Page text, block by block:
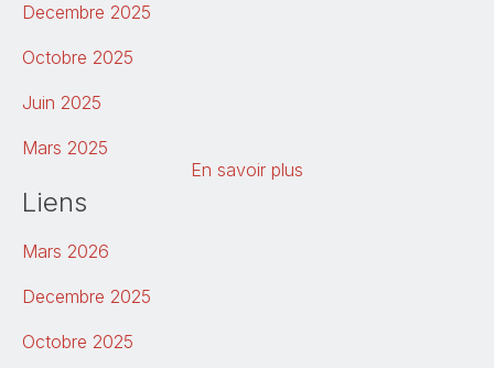
Decembre 2025
Octobre 2025
Juin 2025
Mars 2025
Decembre 2024
En savoir plus
Liens
Mars 2026
Decembre 2025
Octobre 2025